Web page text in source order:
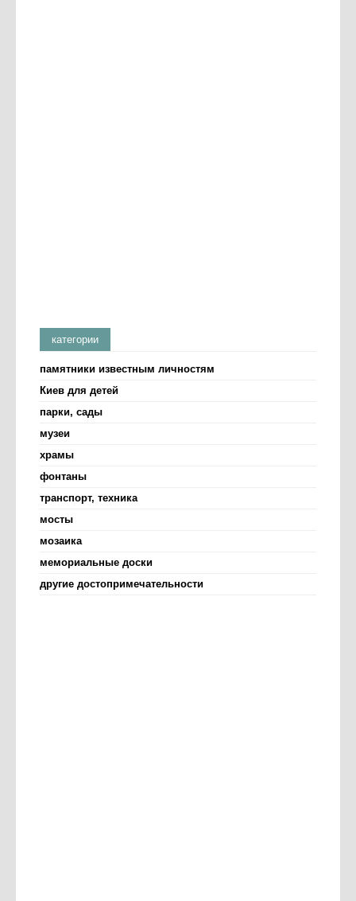
категории
памятники известным личностям
Киев для детей
парки, сады
музеи
храмы
фонтаны
транспорт, техника
мосты
мозаика
мемориальные доски
другие достопримечательности